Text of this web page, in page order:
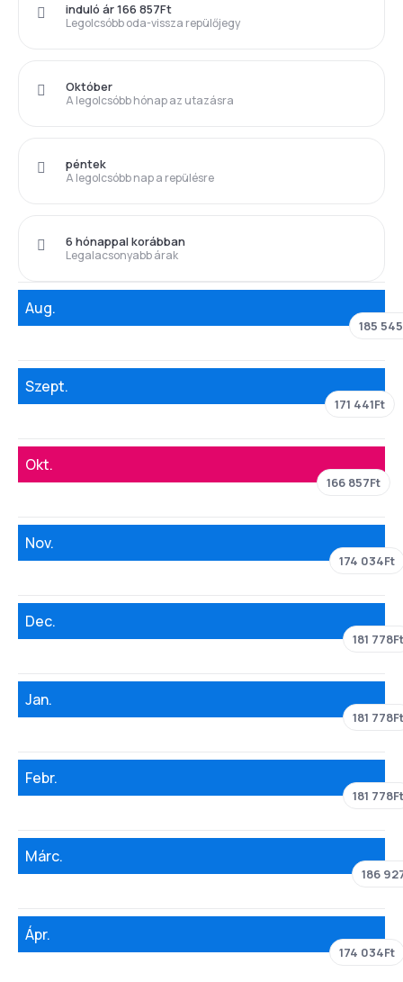
Legolcsóbb oda-vissza repülőjegy
induló ár 166 857Ft
A legolcsóbb hónap az utazásra
Október
A legolcsóbb nap a repülésre
péntek
Legalacsonyabb árak
6 hónappal korábban
Aug.
185
Szept.
171 441Ft
Okt.
166 857Ft
Nov.
174 034Ft
Dec.
181 778Ft
Jan.
181 778Ft
Febr.
181 778Ft
Márc.
186
Ápr.
174 034Ft